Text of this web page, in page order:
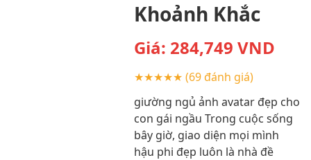
Khoảnh Khắc
Giá: 284,749 VND
★★★★★ (69 đánh giá)
giường ngủ ảnh avatar đẹp cho
con gái ngầu Trong cuộc sống
bây giờ, giao diện mọi mình
hậu phi đẹp luôn là nhà đề